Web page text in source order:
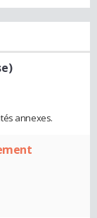
annexes.